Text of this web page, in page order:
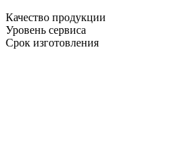
Качество продукции
Уровень сервиса
Срок изготовления